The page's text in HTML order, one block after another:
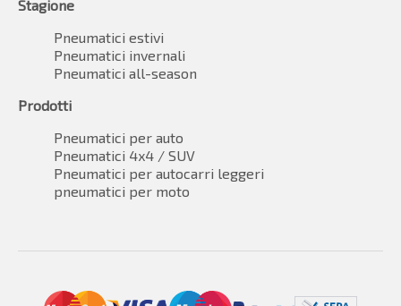
Stagione
Pneumatici estivi
Pneumatici invernali
Pneumatici all-season
Prodotti
Pneumatici per auto
Pneumatici 4x4 / SUV
Pneumatici per autocarri leggeri
pneumatici per moto